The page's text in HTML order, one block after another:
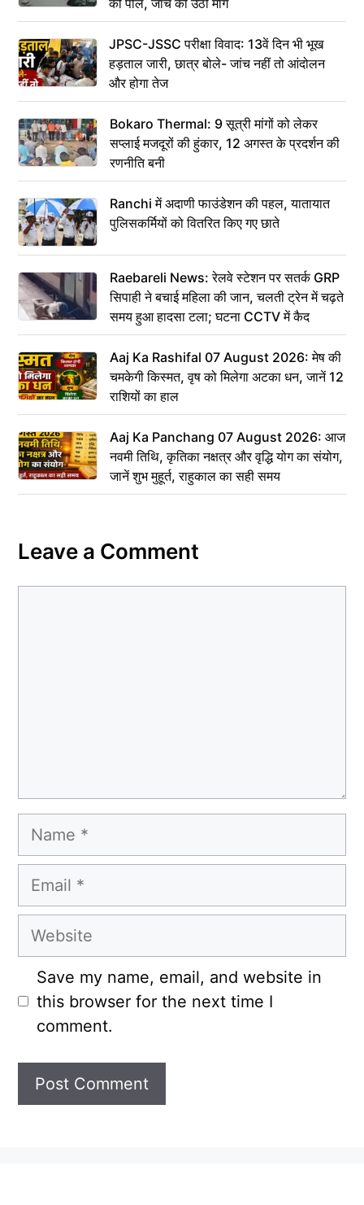
JPSC-JSSC परीक्षा विवाद: 13वें दिन भी भूख
हड़ताल जारी, छात्र बोले- जांच नहीं तो आंदोलन
और होगा तेज
Bokaro Thermal: 9 सूत्री मांगों को लेकर
सप्लाई मजदूरों की हुंकार, 12 अगस्त के प्रदर्शन की
रणनीति बनी
Ranchi में अदाणी फाउंडेशन की पहल, यातायात
पुलिसकर्मियों को वितरित किए गए छाते
Raebareli News: रेलवे स्टेशन पर सतर्क GRP
सिपाही ने बचाई महिला की जान, चलती ट्रेन में चढ़ते
समय हुआ हादसा टला; घटना CCTV में कैद
Aaj Ka Rashifal 07 August 2026: मेष की
चमकेगी किस्मत, वृष को मिलेगा अटका धन, जानें 12
राशियों का हाल
Aaj Ka Panchang 07 August 2026: आज
नवमी तिथि, कृतिका नक्षत्र और वृद्धि योग का संयोग,
जानें शुभ मुहूर्त, राहुकाल का सही समय
Leave a Comment
Name
Email
Website
Save my name, email, and website in
this browser for the next time I
comment.